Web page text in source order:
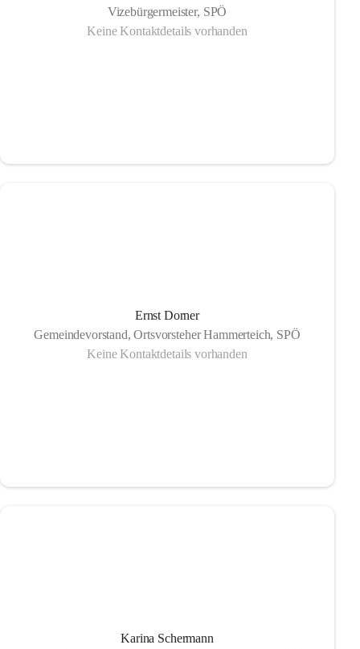
Vizebürgermeister, SPÖ
Keine Kontaktdetails vorhanden
Ernst Dorner
Gemeindevorstand, Ortsvorsteher Hammerteich, SPÖ
Keine Kontaktdetails vorhanden
Karina Schermann